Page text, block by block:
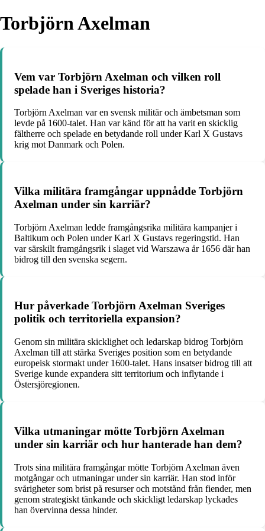
Torbjörn Axelman
Vem var Torbjörn Axelman och vilken roll
spelade han i Sveriges historia?
Torbjörn Axelman var en svensk militär och ämbetsman som
levde på 1600-talet. Han var känd för att ha varit en skicklig
fältherre och spelade en betydande roll under Karl X Gustavs
krig mot Danmark och Polen.
Vilka militära framgångar uppnådde Torbjörn
Axelman under sin karriär?
Torbjörn Axelman ledde framgångsrika militära kampanjer i
Baltikum och Polen under Karl X Gustavs regeringstid. Han
var särskilt framgångsrik i slaget vid Warszawa år 1656 där han
bidrog till den svenska segern.
Hur påverkade Torbjörn Axelman Sveriges
politik och territoriella expansion?
Genom sin militära skicklighet och ledarskap bidrog Torbjörn
Axelman till att stärka Sveriges position som en betydande
europeisk stormakt under 1600-talet. Hans insatser bidrog till att
Sverige kunde expandera sitt territorium och inflytande i
Östersjöregionen.
Vilka utmaningar mötte Torbjörn Axelman
under sin karriär och hur hanterade han dem?
Trots sina militära framgångar mötte Torbjörn Axelman även
motgångar och utmaningar under sin karriär. Han stod inför
svårigheter som brist på resurser och motstånd från fiender, men
genom strategiskt tänkande och skickligt ledarskap lyckades
han övervinna dessa hinder.